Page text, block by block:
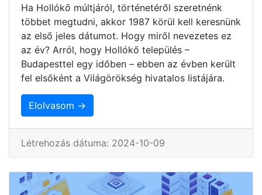
Ha Hollókő múltjáról, történetéről szeretnénk
többet megtudni, akkor 1987 körül kell keresnünk
az első jeles dátumot. Hogy miről nevezetes ez
az év? Arról, hogy Hollókő település –
Budapesttel egy időben – ebben az évben került
fel elsőként a Világörökség hivatalos listájára.
Elolvasom →
Létrehozás dátuma: 2024-10-09